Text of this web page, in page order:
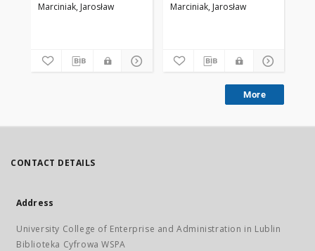
Marciniak, Jarosław
praktyce
Marciniak, Jarosław
More
CONTACT DETAILS
Address
University College of Enterprise and Administration in Lublin
Biblioteka Cyfrowa WSPA